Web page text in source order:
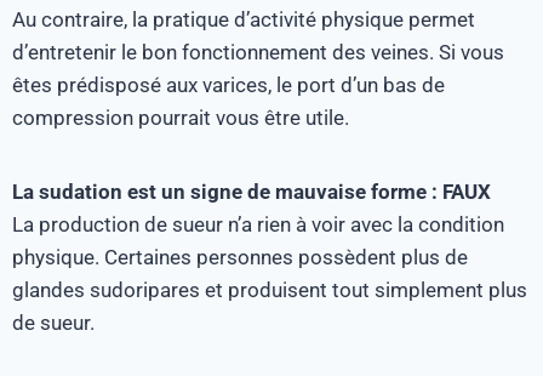
Au contraire, la pratique d’activité physique permet
d’entretenir le bon fonctionnement des veines. Si vous
êtes prédisposé aux varices, le port d’un bas de
compression pourrait vous être utile.
La sudation est un signe de mauvaise forme : FAUX
La production de sueur n’a rien à voir avec la condition
physique. Certaines personnes possèdent plus de
glandes sudoripares et produisent tout simplement plus
de sueur.